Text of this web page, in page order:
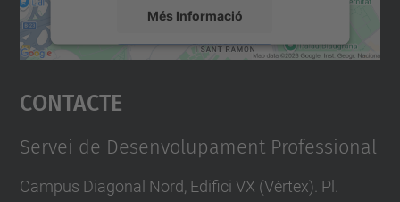
Més Informació
Accepta
powered by
Contacte
Servei de Desenvolupament Professional
Campus Diagonal Nord, Edifici VX (Vèrtex). Pl.